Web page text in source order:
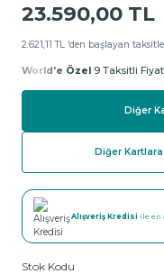
23.590,00 TL
2.621,11 TL ‘den başlayan
World'e Özel 9 Taksitli
Diğer
Diğer
Alışveriş Kredisi ile en
Stok Kodu